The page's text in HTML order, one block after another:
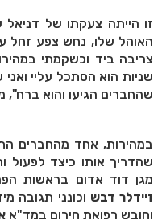
זו הייתה צעקתו של
האוהל שלו, נחש צפע זחל
צריבה ביד וכשקמתי
שניות הוא הסתכל עליי ואני
שהחברים הגיעו והוא
שהדריך אותו כיצד לפעול
מגן דוד אדום בראשות
זיידלר דבשוכונני תגובה
וחובש רפואת חירום במד"א